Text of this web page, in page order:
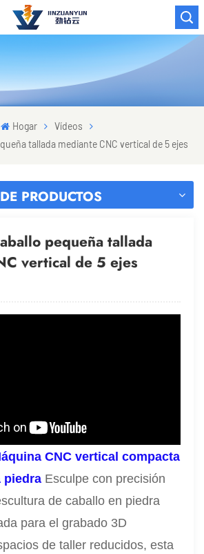
Hogar
Vídeos
tallada mediante CNC vertical de 5 ejes
PRODUCTOS
pequeña tallada
vertical de 5 ejes
CNC vertical compacta
piedra Esculpe con precisión
de caballo en piedra
para el grabado 3D
de taller reducidos, esta